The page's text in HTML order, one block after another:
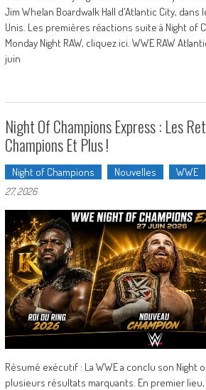
Jim Whelan Boardwalk Hall d'Atlantic City, dans
Unis. Les premières réactions suite à Night of
Monday Night RAW, cliquez ici. WWE RAW
juin
Night Of Champions Express : Les
Champions Et Plus !
Night of Champions Nouvelles WWE
27, 2026
Résumé exécutif : La WWE a conclu son Night
plusieurs résultats marquants. En premier lieu,